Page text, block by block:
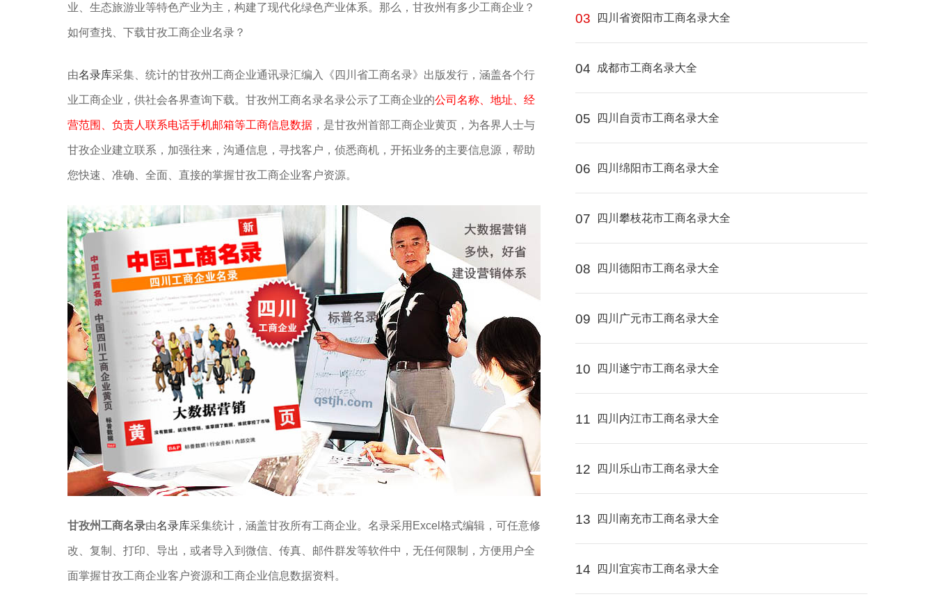
业、生态旅游业等特色产业为主，构建了现代化绿色产业体系‌‌‌‌‌‌。 那么， 甘孜州有多少工商企业？
如何查找、下载甘孜工商企业名录？
由名录库采集、统计的甘孜州工商企业通讯录汇编入《四川省工商名录》出版发行，涵盖各个行
业工商企业，供社会各界查询下载。甘孜州工商名录名录公示了工商企业的公司名称、地址、经
营范围、负责人联系电话手机邮箱等工商信息数据 ，是甘孜州首部工商企业黄页，为各界人士与
甘孜企业建立联系，加强往来，沟通信息，寻找客户，侦悉商机，开拓业务的主要信息源，帮助
您快速、准确、全面、直接的掌握甘孜工商企业客户资源。
甘孜州工商名录由名录库采集统计，涵盖甘孜所有工商企业。名录采用Excel格式编辑，可任意修
改、复制、打印、导出，或者导入到微信、传真、邮件群发等软件中，无任何限制，方便用户全
面掌握甘孜工商企业客户资源和工商企业信息数据资料。
03 四川省资阳市工商名录大全
04 成都市工商名录大全
05 四川自贡市工商名录大全
06 四川绵阳市工商名录大全
07 四川攀枝花市工商名录大全
08 四川德阳市工商名录大全
09 四川广元市工商名录大全
10 四川遂宁市工商名录大全
11 四川内江市工商名录大全
12 四川乐山市工商名录大全
13 四川南充市工商名录大全
14 四川宜宾市工商名录大全